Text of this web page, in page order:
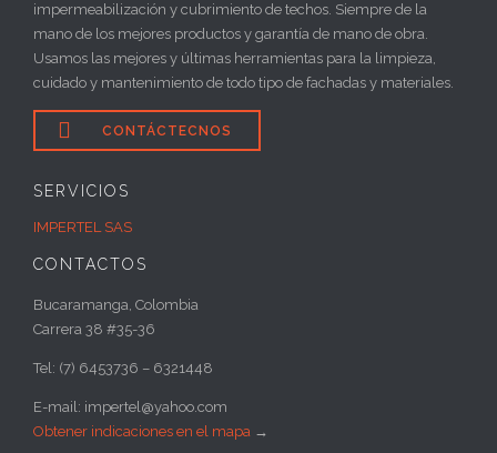
impermeabilización y cubrimiento de techos. Siempre de la
mano de los mejores productos y garantía de mano de obra.
Usamos las mejores y últimas herramientas para la limpieza,
cuidado y mantenimiento de todo tipo de fachadas y materiales.
 CONTÁCTECNOS
SERVICIOS
IMPERTEL SAS
CONTACTOS
Bucaramanga, Colombia
Carrera 38 #35-36
Tel: (7) 6453736 – 6321448
E-mail: impertel@yahoo.com
Obtener indicaciones en el mapa →